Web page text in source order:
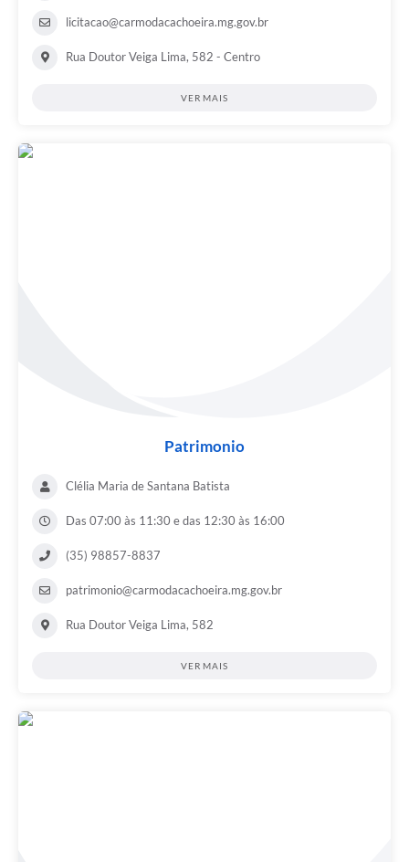
licitacao@carmodacachoeira.mg.gov.br
Rua Doutor Veiga Lima, 582 - Centro
VER MAIS
Patrimonio
Clélia Maria de Santana Batista
Das 07:00 às 11:30 e das 12:30 às 16:00
(35) 98857-8837
patrimonio@carmodacachoeira.mg.gov.br
Rua Doutor Veiga Lima, 582
VER MAIS